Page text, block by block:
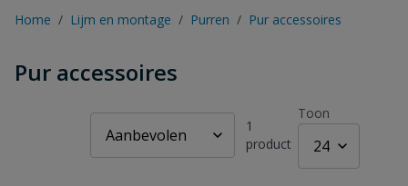
Home / Lijm en montage / Purren / Pur accessoires
Pur accessoires
1
product
Toon